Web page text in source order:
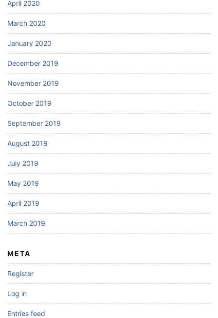
April 2020
March 2020
January 2020
December 2019
November 2019
October 2019
September 2019
August 2019
July 2019
May 2019
April 2019
March 2019
META
Register
Log in
Entries feed